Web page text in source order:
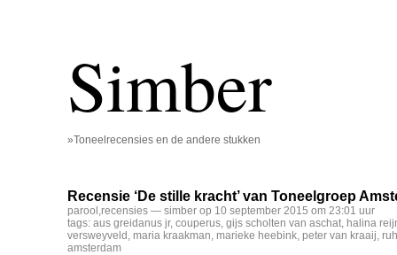
Simber
»Toneelrecensies en de andere stukken
Recensie ‘De stille kracht’ van Toneelgroep
parool ,recensies — simber op 10 september 2015 om 23:01 uur
tags: aus greidanus jr, couperus, gijs scholten van aschat, halina
versweyveld , maria kraakman, marieke heebink, peter van kraaij,
amsterdam